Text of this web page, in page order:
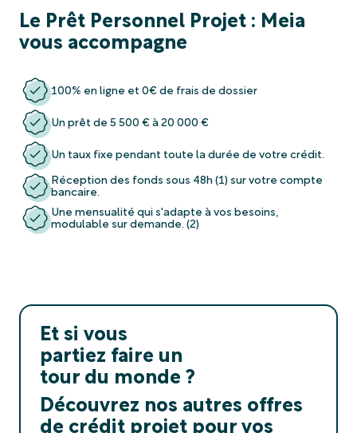
Le Prêt Personnel Projet : Meia
vous accompagne
100% en ligne et 0€ de frais de dossier
Un prêt de 5 500 € à 20 000 €
Un taux fixe pendant toute la durée de votre crédit.
Réception des fonds sous 48h (1) sur votre compte
bancaire.
Une mensualité qui s'adapte à vos besoins,
modulable sur demande. (2)
Et si vous
partiez faire un
tour du monde ?
Découvrez nos autres offres
de crédit projet pour vos